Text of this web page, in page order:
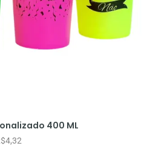
400 ML
4,32